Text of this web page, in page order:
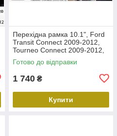
Перехідна рамка 10.1", Ford
Transit Connect 2009-2012,
Tourneo Connect 2009-2012,
Carav 22-2305
Готово до відправки
1 740 ₴
Купити